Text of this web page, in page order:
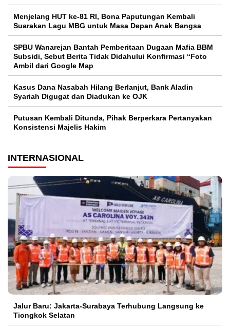
Menjelang HUT ke-81 RI, Bona Paputungan Kembali
Suarakan Lagu MBG untuk Masa Depan Anak Bangsa
SPBU Wanarejan Bantah Pemberitaan Dugaan Mafia BBM
Subsidi, Sebut Berita Tidak Didahului Konfirmasi “Foto
Ambil dari Google Map
Kasus Dana Nasabah Hilang Berlanjut, Bank Aladin
Syariah Digugat dan Diadukan ke OJK
Putusan Kembali Ditunda, Pihak Berperkara Pertanyakan
Konsistensi Majelis Hakim
INTERNASIONAL
Jalur Baru: Jakarta-Surabaya Terhubung Langsung ke
Tiongkok Selatan